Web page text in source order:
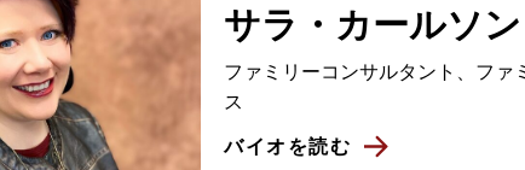
サラ・カールソン
ファミリーコンサルタント、ファ
ス
バイオを読む